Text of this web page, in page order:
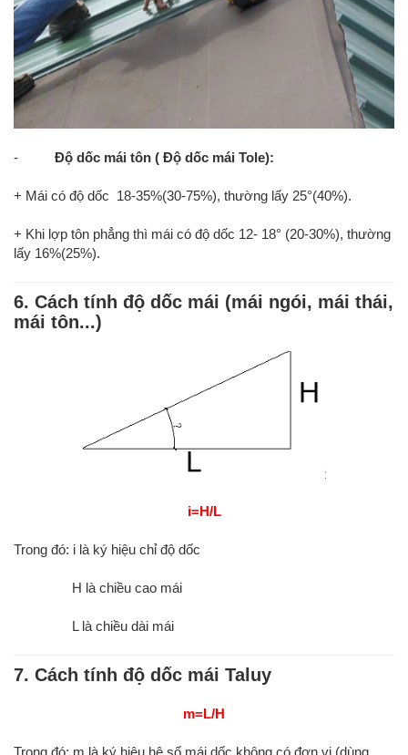
- Độ dốc mái tôn ( Độ dốc mái Tole):
+ Mái có độ dốc 18-35%(30-75%), thường lấy 25°(40%).
+ Khi lợp tôn phẳng thì mái có độ dốc 12- 18° (20-30%), thường
lấy 16%(25%).
6. Cách tính độ dốc mái (mái ngói, mái thái,
mái tôn...)
i=H/L
Trong đó: i là ký hiệu chỉ độ dốc
H là chiều cao mái
L là chiều dài mái
7. Cách tính độ dốc mái Taluy
m=L/H
Trong đó: m là ký hiệu hệ số mái dốc không có đơn vị (dùng